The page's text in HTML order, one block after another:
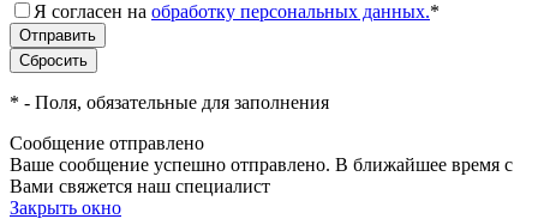
Я согласен на обработку персональных данных.*
* - Поля, обязательные для заполнения
Сообщение отправлено
Ваше сообщение успешно отправлено. В ближайшее время с
Вами свяжется наш специалист
Закрыть окно